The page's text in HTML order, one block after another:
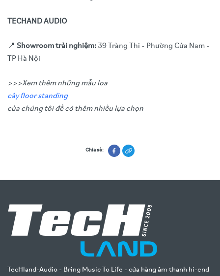
TECHAND AUDIO
📍 Showroom trải nghiệm:39 Tràng Thi - Phường Cửa Nam -
TP Hà Nội
>>>Xem thêm những mẫu loa
cây floor standing
của chúng tôi để có thêm nhiều lựa chọn
Chia sẻ:
TecHland-Audio - Bring Music To Life - cửa hàng âm thanh hi-end